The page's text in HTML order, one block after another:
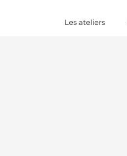
Les ateliers